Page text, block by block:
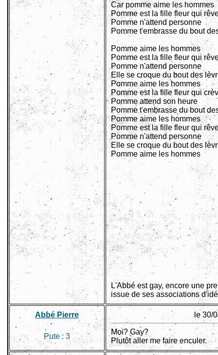
Car pomme aime les hommes
Pomme est la fille fleur qui
Pomme n'attend personne
Pomme t'embrasse du bout
Pomme aime les hommes
Pomme est la fille fleur qui
Pomme n'attend personne
Elle se croque du bout des
Pomme aime les hommes
Pomme est la fille fleur qui
Pomme attend son heure
Pomme t'embrasse du bout
Pomme aime les hommes
Pomme est la fille fleur qui
Pomme n'attend personne
Elle se croque du bout des
Pomme aime les hommes
L'Abbé est gay, encore une
issue de ses associations
Abbé Pierre
Pute : 3
le 30/
Moi? Gay?
Plutôt aller me faire enculer.